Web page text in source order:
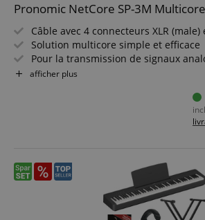
Pronomic NetCore SP-3M
Câble avec 4 connecteurs XLR (male)
Solution multicore simple et efficace
Pour la transmission de signaux
numériques via câble réseau
Composants système combinables à
Fonctionne uniquement avec des
afficher plus